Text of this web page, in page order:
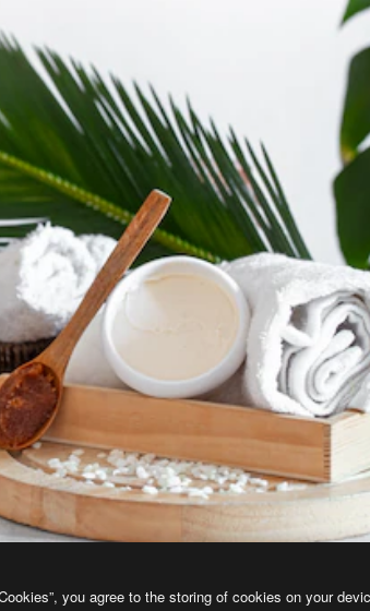
you agree to the storing of cookies on your